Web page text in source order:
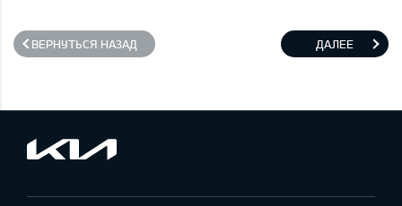
ВЕРНУТЬСЯ НАЗАД ДАЛЕЕ